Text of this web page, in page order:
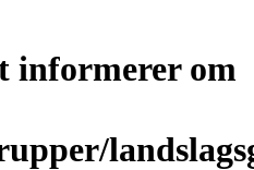
informerer om